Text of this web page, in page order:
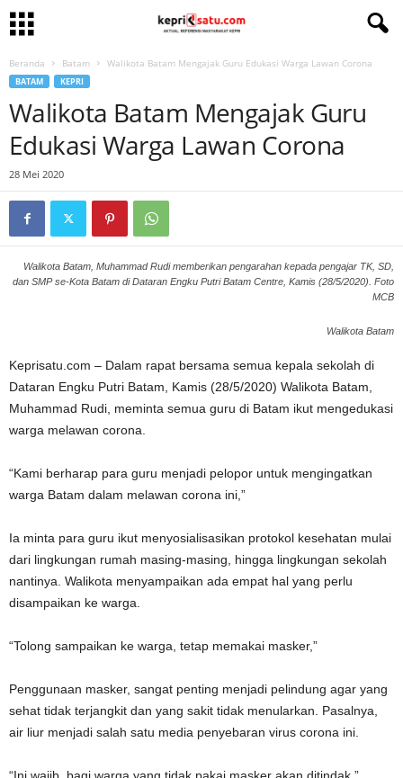
Beranda Batam Walikota Batam Mengajak Guru Edukasi Warga Lawan Corona
BATAM KEPRI
Walikota Batam Mengajak Guru
Edukasi Warga Lawan Corona
28 Mei 2020
Walikota Batam, Muhammad Rudi memberikan pengarahan kepada pengajar TK, SD,
dan SMP se-Kota Batam di Dataran Engku Putri Batam Centre, Kamis (28/5/2020). Foto
MCB
Walikota Batam
Keprisatu.com – Dalam rapat bersama semua kepala sekolah di
Dataran Engku Putri Batam, Kamis (28/5/2020) Walikota Batam,
Muhammad Rudi, meminta semua guru di Batam ikut mengedukasi
warga melawan corona.
“Kami berharap para guru menjadi pelopor untuk mengingatkan
warga Batam dalam melawan corona ini,”
Ia minta para guru ikut menyosialisasikan protokol kesehatan mulai
dari lingkungan rumah masing-masing, hingga lingkungan sekolah
nantinya. Walikota menyampaikan ada empat hal yang perlu
disampaikan ke warga.
“Tolong sampaikan ke warga, tetap memakai masker,”
Penggunaan masker, sangat penting menjadi pelindung agar yang
sehat tidak terjangkit dan yang sakit tidak menularkan. Pasalnya,
air liur menjadi salah satu media penyebaran virus corona ini.